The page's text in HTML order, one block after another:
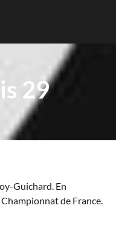
29
Guichard. En
de France.